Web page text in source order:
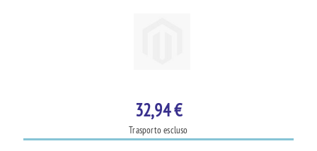
32,94 €
Trasporto escluso